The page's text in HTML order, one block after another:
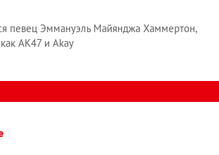
певец Эммануэль Майянджа Хаммертон,
АК47 и Akay